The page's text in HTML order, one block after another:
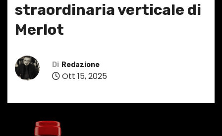
straordinaria verticale di
Merlot
Di Redazione
Ott 15, 2025